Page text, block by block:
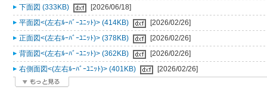
下面図 (333KB)
[2026/06/18]
平面図<(左右ﾙｰﾊﾞｰﾕﾆｯﾄ)> (414KB)
[2026/02/26]
正面図<(左右ﾙｰﾊﾞｰﾕﾆｯﾄ)> (378KB)
[2026/02/26]
背面図<(左右ﾙｰﾊﾞｰﾕﾆｯﾄ)> (362KB)
[2026/02/26]
右側面図<(左右ﾙｰﾊﾞｰﾕﾆｯﾄ)> (401KB)
[2026/02/26]